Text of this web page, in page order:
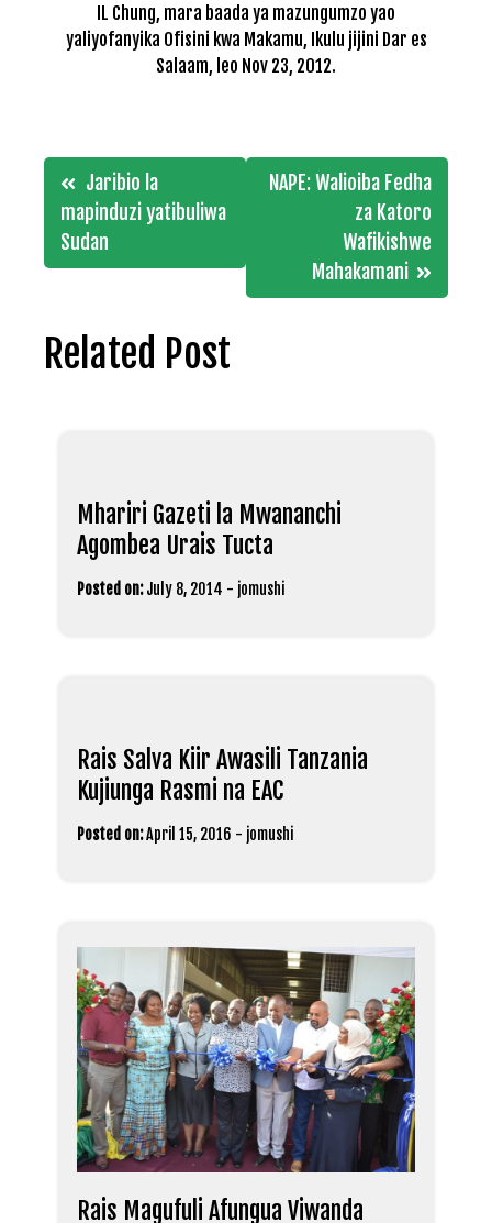
IL Chung, mara baada ya mazungumzo yao
yaliyofanyika Ofisini kwa Makamu, Ikulu jijini Dar es
Salaam, leo Nov 23, 2012.
Post
navigation
Jaribio la
mapinduzi yatibuliwa
Sudan
NAPE: Walioiba Fedha
za Katoro
Wafikishwe
Mahakamani
Related Post
Mhariri Gazeti la Mwananchi
Agombea Urais Tucta
Posted on: July 8, 2014 - jomushi
Rais Salva Kiir Awasili Tanzania
Kujiunga Rasmi na EAC
Posted on:April 15, 2016 - jomushi
Rais Magufuli Afungua Viwanda